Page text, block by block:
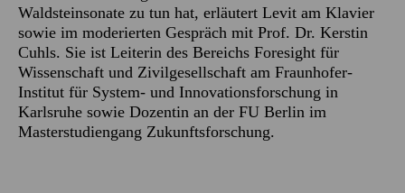
Waldsteinsonate zu tun hat, erläutert Levit am Klavier
sowie im moderierten Gespräch mit Prof. Dr. Kerstin
Cuhls. Sie ist Leiterin des Bereichs Foresight für
Wissenschaft und Zivilgesellschaft am Fraunhofer-
Institut für System- und Innovationsforschung in
Karlsruhe sowie Dozentin an der FU Berlin im
Masterstudiengang Zukunftsforschung.